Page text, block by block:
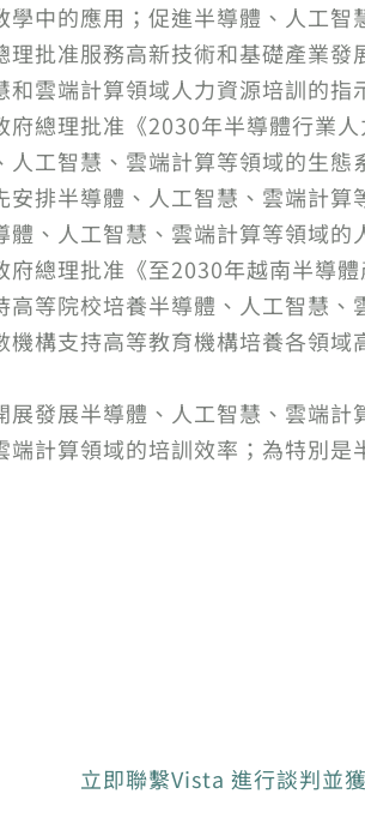
中的應用；促進半導體、人工智
批准服務高新技術和基礎產業
雲端計算領域人力資源培訓的指
總理批准《2030年半導體行業
工智慧、雲端計算等領域的生
排半導體、人工智慧、雲端計
、人工智慧、雲端計算等領域的
府總理批准《至2030年越南半導
等院校培養半導體、人工智慧、
構支持高等教育機構培養各領
發展半導體、人工智慧、雲端
計算領域的培訓效率；為特別
立即聯繫Vista 進行談判並